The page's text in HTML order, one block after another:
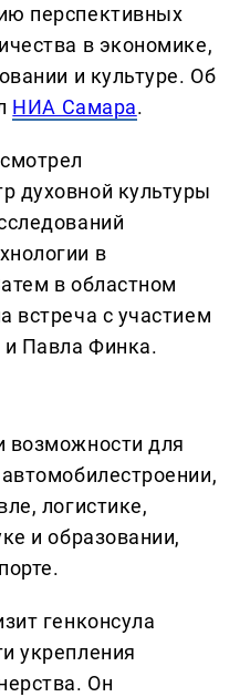
перспективных
в экономике,
и культуре. Об
НИА Самара.
духовной культуры
в
в областном
встреча с участием
и Павла Финка.
возможности для
логистике,
и образовании,
генконсула
укрепления
Он